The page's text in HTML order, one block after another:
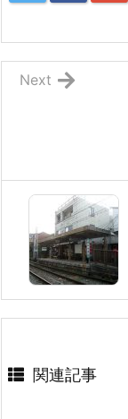
Next
関連記事